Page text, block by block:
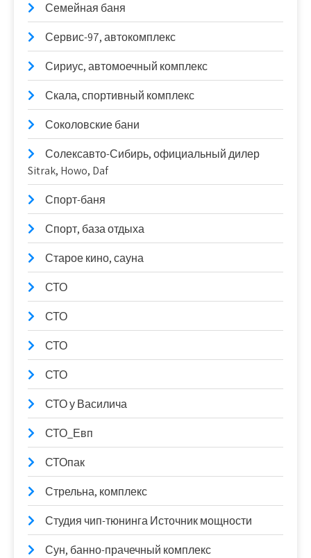
Семейная баня
Сервис-97, автокомплекс
Сириус, автомоечный комплекс
Скала, спортивный комплекс
Соколовские бани
Солексавто-Сибирь, официальный дилер
Sitrak, Howo, Daf
Спорт-баня
Спорт, база отдыха
Старое кино, сауна
СТО
СТО
СТО
СТО
СТО у Василича
СТО_Евп
СТОпак
Стрельна, комплекс
Студия чип-тюнинга Источник мощности
Сун, банно-прачечный комплекс